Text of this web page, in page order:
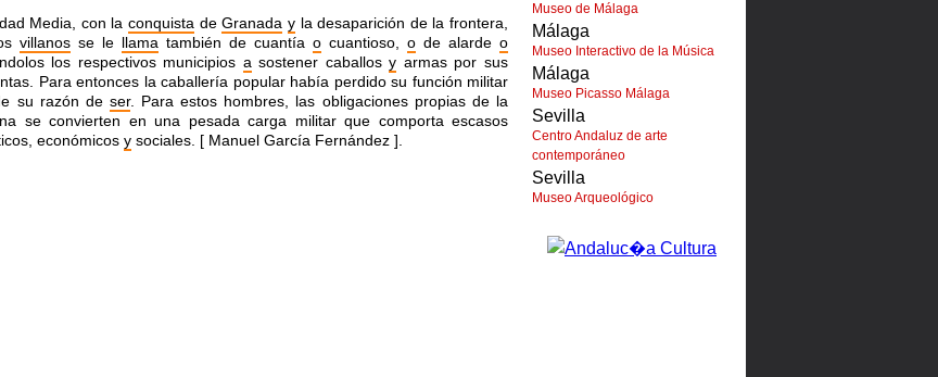
Media, con la conquista deGranada yla desaparición de la frontera,
villanos se le llama también de cuantía o cuantioso, o de alarde o
los respectivos municipios a sostener caballosy armas por sus
Para entonces la caballería popular había perdido su función militar
su razón de ser. Para estos hombres, las obligaciones propias de la
se convierten en una pesada carga militar que comporta escasos
económicos y sociales. [ Manuel García Fernández ].
Museo de Málaga
Málaga
Museo Interactivo de la Música
Málaga
Museo Picasso Málaga
Sevilla
Centro Andaluz de arte
contemporáneo
Sevilla
Museo Arqueológico